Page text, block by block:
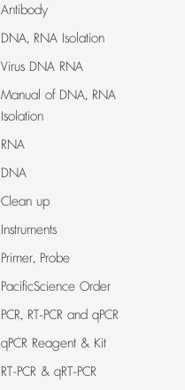
Antibody
DNA, RNA Isolation
Virus DNA RNA
Manual of DNA, RNA
Isolation
RNA
DNA
Clean up
Instruments
Primer, Probe
PacificScience Order
PCR, RT-PCR and qPCR
qPCR Reagent & Kit
RT-PCR & qRT-PCR